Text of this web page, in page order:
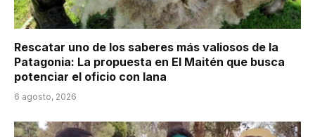
Rescatar uno de los saberes más valiosos de la
Patagonia: La propuesta en El Maitén que busca
potenciar el oficio con lana
6 agosto, 2026